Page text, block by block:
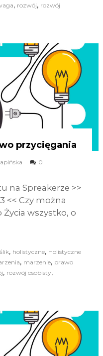
, rozwój, rozwój
przycięgania
0
na Spreakerze >>
<< Czy można
wszystko, o
, holistyczne, Holistyczne
, marzenie, prawo
, rozwój osobisty,